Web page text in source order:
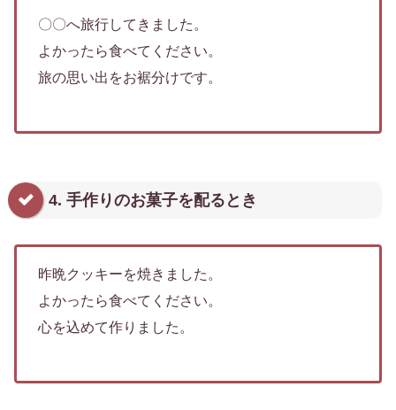
〇〇へ旅行してきました。
よかったら食べてください。
旅の思い出をお裾分けです。
4. 手作りのお菓子を配るとき
昨晩クッキーを焼きました。
よかったら食べてください。
心を込めて作りました。